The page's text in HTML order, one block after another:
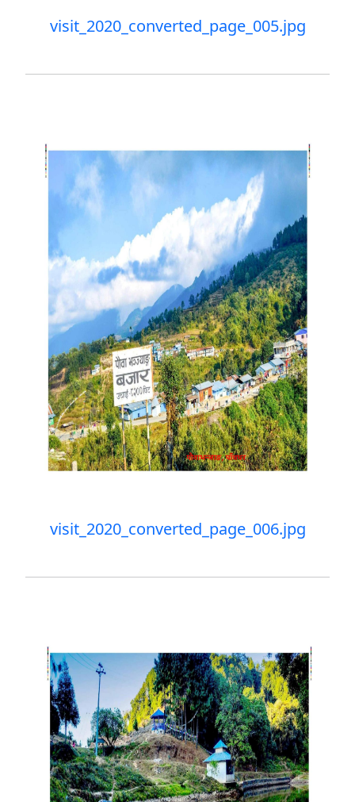
visit_2020_converted_page_005.jpg
visit_2020_converted_page_006.jpg